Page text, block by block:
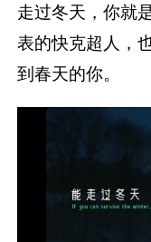
走过冬天，你就
表的快克超人，
到春天的你。